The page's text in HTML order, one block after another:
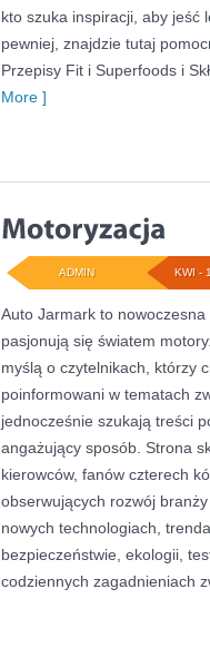
kto szuka inspiracji, aby jeść
pewniej, znajdzie tutaj
Przepisy Fit i Superfoods i
More ]
KWI -
ADMIN
Auto Jarmark to
pasjonują się światem
myślą o czytelnikach, którzy
poinformowani w tematach
jednocześnie szukają treści
angażujący sposób. Strona
kierowców, fanów czterech
obserwujących rozwój
nowych technologiach,
bezpieczeństwie, ekologii,
codziennych zagadnieniach